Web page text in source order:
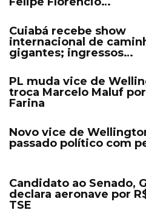
Cuiabá recebe show
internacional de
gigantes; ingressos…
PL muda vice de
troca Marcelo Maluf
Farina
Novo vice de
passado político com
Candidato ao Senado,
declara aeronave por
TSE